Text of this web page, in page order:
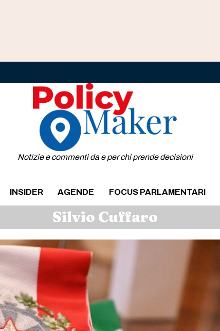
Notizie e commenti da e per chi prende decisioni
INSIDER AGENDE FOCUS PARLAMENTARI
Silvio Cuffaro